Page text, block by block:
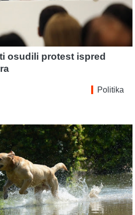
osudili protest ispred
Politika